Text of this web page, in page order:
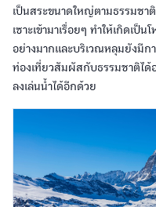
เป็นสระขนาดใหญ่ตามธรรมช
เซาะเข้ามาเรื่อยๆ ทำให้เกิดเป็
อย่างมากและบริเวณหลุมยังมีก
ท่องเที่ยวสัมผัสกับธรรมชาติได้
ลงเล่นน้ำได้อีกด้วย